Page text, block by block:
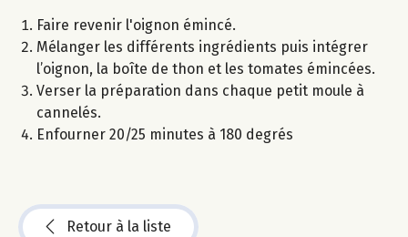
Faire revenir l'oignon émincé.
Mélanger les différents ingrédients puis intégrer
l’oignon, la boîte de thon et les tomates émincées.
Verser la préparation dans chaque petit moule à
cannelés.
Enfourner 20/25 minutes à 180 degrés
Retour à la liste